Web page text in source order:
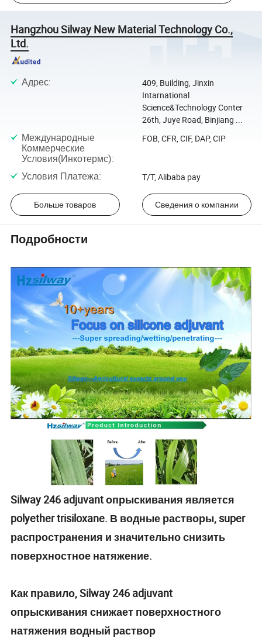
Hangzhou Silway New Material Technology Co.,
Ltd.
Адрес:
409, Building, Jinxin
Intarnational
Science&Technology Conter
26th, Juye Road, Binjiang ...
Международные
Коммерческие
Условия(Инкотермс):
FOB, CFR, CIF, DAP, CIP
Условия Платежа: T/T, Alibaba pay
Больше товаров Сведения о компании
Подробности
Silway 246 adjuvant опрыскивания является
polyether trisiloxane. В водные растворы, super
распространения и значительно снизить
поверхностное натяжение.
Как правило, Silway 246 adjuvant
опрыскивания снижает поверхностного
натяжения водный раствор